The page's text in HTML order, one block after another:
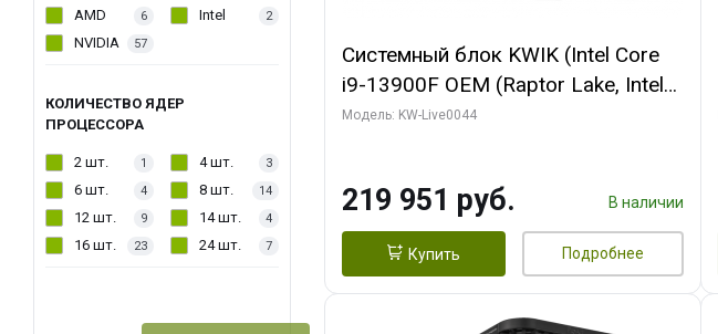
AMD 6 Intel 2
NVIDIA 57
КОЛИЧЕСТВО ЯДЕР
ПРОЦЕССОРА
2 шт. 1 4 шт. 3
6 шт. 4 8 шт. 14
12 шт. 9 14 шт. 4
16 шт. 23 24 шт. 7
Системный блок KWIK (Intel Core
i9-13900F OEM (Raptor Lake, Intel
7, Efficient-co/ 32 ГБ ОЗУ (2
HD/ 512 ГБ SSD)
Модель: KW-Live0044
219 951 руб. В наличии
Купить Подробнее